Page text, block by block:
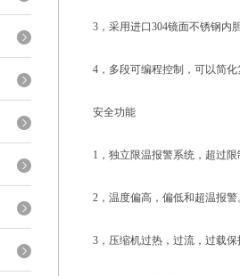
3，采用进口304镜面不锈钢内
4，多段可编程控制，可以简
安全功能
1，独立限温报警系统，超过
2，温度偏高，偏低和超温报警
3，压缩机过热，过流，过载